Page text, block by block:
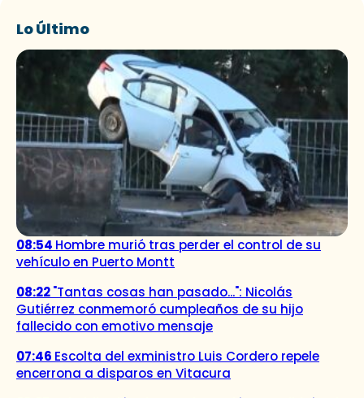
Lo Último
08:54 Hombre murió tras perder el control de su
vehículo en Puerto Montt
08:22"Tantas cosas han pasado...": Nicolás
Gutiérrez conmemoró cumpleaños de su hijo
fallecido con emotivo mensaje
07:46 Escolta del exministro Luis Cordero repele
encerrona a disparos en Vitacura